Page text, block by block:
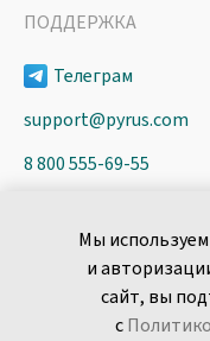
Мы
и
сайт, вы
с
ПОДДЕРЖКА
Телеграм
support@pyrus.com
8 800 555-69-55
пн-пт с 9 до 18 часов (Мск)
Сообщить об
уязвимости